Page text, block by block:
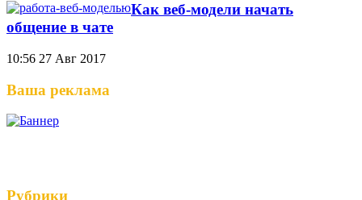
Как веб-модели начать
общение в чате
10:56 27 Авг 2017
Ваша реклама
Рубрики